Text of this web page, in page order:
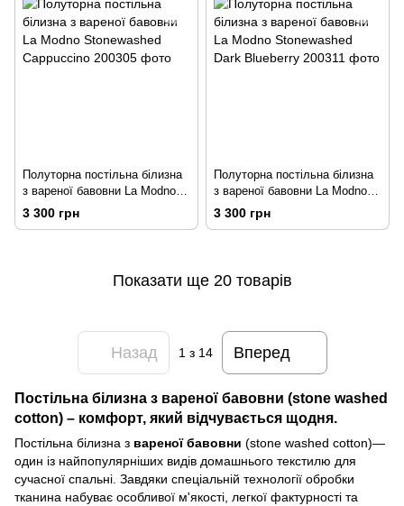
Полуторна постільна білизна
з вареної бавовни La Modno
Stonewashed Cappuccino
3 300 грн
Полуторна постільна білизна
з вареної бавовни La Modno
Stonewashed Dark Blueberry
3 300 грн
Показати ще 20 товарів
Назад 1з 14 Вперед
Постільна білизна з вареної бавовни (stone washed
cotton) – комфорт, який відчувається щодня.
Постільна білизна з вареної бавовни (stone washed cotton)—
один із найпопулярніших видів домашнього текстилю для
сучасної спальні. Завдяки спеціальній технології обробки
тканина набуває особливої м'якості, легкої фактурності та